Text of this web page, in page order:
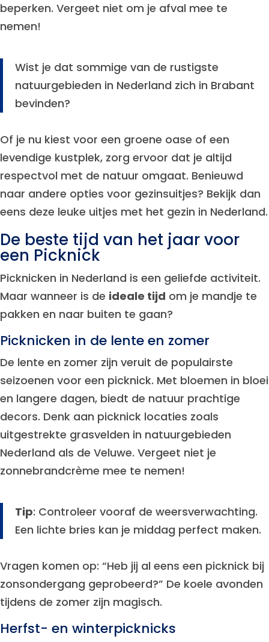
beperken. Vergeet niet om je afval mee te
nemen!
Wist je dat sommige van de rustigste
natuurgebieden in Nederland zich in Brabant
bevinden?
Of je nu kiest voor een groene oase of een
levendige kustplek, zorg ervoor dat je altijd
respectvol met de natuur omgaat. Benieuwd
naar andere opties voor gezinsuitjes? Bekijk dan
eens deze leuke uitjes met het gezin in Nederland.
De beste tijd van het jaar voor
een Picknick
Picknicken in Nederland is een geliefde activiteit.
Maar wanneer is de ideale tijd om je mandje te
pakken en naar buiten te gaan?
Picknicken in de lente en zomer
De lente en zomer zijn veruit de populairste
seizoenen voor een picknick. Met bloemen in bloei
en langere dagen, biedt de natuur prachtige
decors. Denk aan picknick locaties zoals
uitgestrekte grasvelden in natuurgebieden
Nederland als de Veluwe. Vergeet niet je
zonnebrandcrème mee te nemen!
Tip: Controleer vooraf de weersverwachting.
Een lichte bries kan je middag perfect maken.
Vragen komen op: “Heb jij al eens een picknick bij
zonsondergang geprobeerd?” De koele avonden
tijdens de zomer zijn magisch.
Herfst- en winterpicknicks